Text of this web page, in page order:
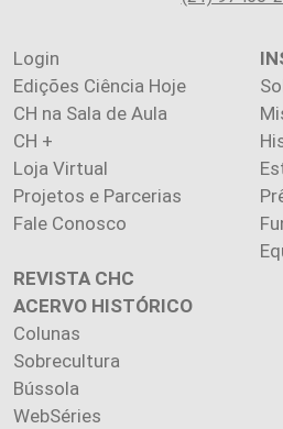
Login
Edições Ciência Hoje
CH na Sala de Aula
CH +
Loja Virtual
Projetos e Parcerias
Fale Conosco
REVISTA CHC
ACERVO HISTÓRICO
Colunas
Sobrecultura
Bússola
WebSéries